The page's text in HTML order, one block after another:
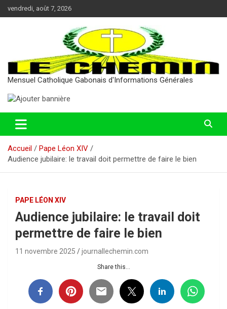
au
vendredi, août 7, 2026
Mensuel Catholique Gabonais d'Informations Générales
Accueil
Pape Léon XIV
Audience jubilaire: le travail doit permettre de faire le bien
PAPE LÉON XIV
Audience jubilaire: le travail doit
permettre de faire le bien
11 novembre 2025 journallechemin.com
Share this...